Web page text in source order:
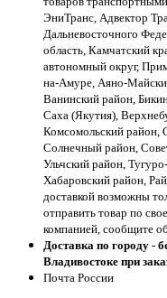
ЭниТранс, Адвектор
Дальневосточного
область, Камчатский
автономный округ,
на-Амуре, Аяно-
Ванинский район,
Саха (Якутия),
Комсомольский район,
Солнечный район,
Ульчский район,
Хабаровский район,
доставкой возможны
отправить товар по
компанией, сообщите
Доставка по городу -
Владивостоке при
Почта России